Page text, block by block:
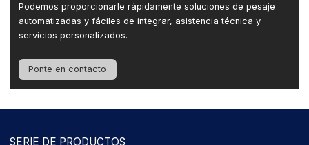
Podemos proporcionarle rápidamente soluciones de pesaje
automatizadas y fáciles de integrar, asistencia técnica y
servicios personalizados.
Ponte en contacto
SERIE DE PRODUCTOS